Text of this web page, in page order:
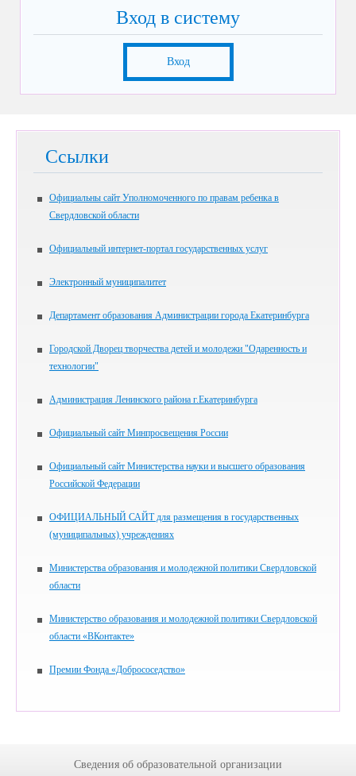
Вход в систему
Вход
Ссылки
Официальны сайт Уполномоченного по правам ребенка в
Свердловской области
Официальный интернет-портал государственных услуг
Электронный муниципалитет
Департамент образования Администрации города Екатеринбурга
Городской Дворец творчества детей и молодежи "Одаренность и
технологии"
Администрация Ленинского района г.Екатеринбурга
Официальный сайт Минпросвещения России
Официальный сайт Министерства науки и высшего образования
Российской Федерации
ОФИЦИАЛЬНЫЙ САЙТ для размещения в государственных
(муниципальных) учреждениях
Министерства образования и молодежной политики Свердловской
области
Министерство образования и молодежной политики Свердловской
области «ВКонтакте»
Премии Фонда «Добрососедство»
Сведения об образовательной организации